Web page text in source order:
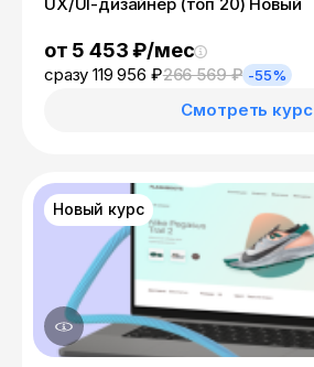
от 5 453 ₽/мес
сразу 119 956 ₽266 569 ₽ -55%
Смотреть курс
Новый курс